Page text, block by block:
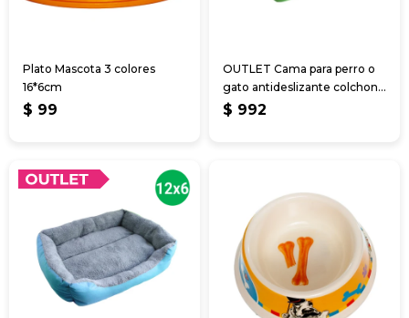
Plato Mascota 3 colores
16*6cm
$ 99
OUTLET Cama para perro o
gato antideslizante colchon
lavable
$ 992